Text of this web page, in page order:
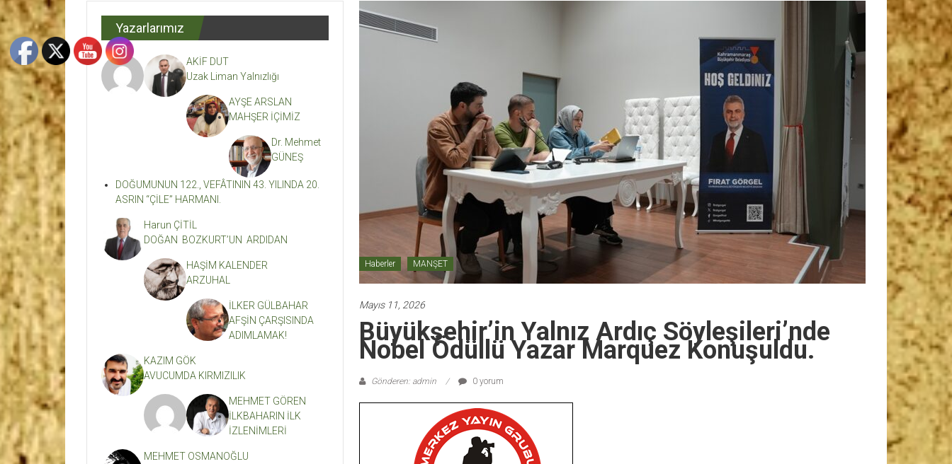
Dergisi
Kahramanmaraş'ın
En
Etkili
Edebiyat
Haberler MANŞET
Mayıs 11, 2026
Büyükşehir’in Yalnız Ardıç Söyleşileri’nde
Nobel Ödüllü Yazar Marquez Konuşuldu.
Gönderen: admin 0 yorum
Yazarlarımız
AKİF DUT
Uzak Liman Yalnızlığı
AYŞE ARSLAN
MAHŞER İÇİMİZ
Dr. Mehmet
GÜNEŞ
DOĞUMUNUN 122., VEFÂTININ 43. YILINDA 20.
ASRIN “ÇİLE” HARMANI.
Harun ÇİTİL
DOĞAN BOZKURT’UN ARDIDAN
HAŞİM KALENDER
ARZUHAL
İLKER GÜLBAHAR
AFŞİN ÇARŞISINDA
ADIMLAMAK!
KAZIM GÖK
AVUCUMDA KIRMIZILIK
MEHMET GÖREN
İLKBAHARIN İLK
İZLENİMLERİ
MEHMET OSMANOĞLU